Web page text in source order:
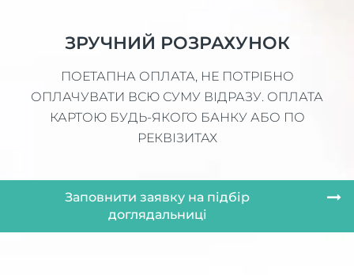
ЗРУЧНИЙ РОЗРАХУНОК
ПОЕТАПНА ОПЛАТА, НЕ ПОТРІБНО
ОПЛАЧУВАТИ ВСЮ СУМУ ВІДРАЗУ. ОПЛАТА
КАРТОЮ БУДЬ-ЯКОГО БАНКУ АБО ПО
РЕКВІЗИТАХ
Заповнити заявку на підбір
доглядальниці